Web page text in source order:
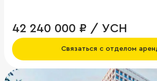
42 240 000 ₽ / УСН
Связаться с отделом